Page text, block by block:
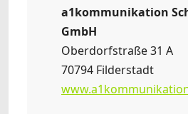
a1kommunikation
GmbH
Oberdorfstraße 31 A
70794 Filderstadt